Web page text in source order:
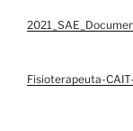
Fisioterapeuta-